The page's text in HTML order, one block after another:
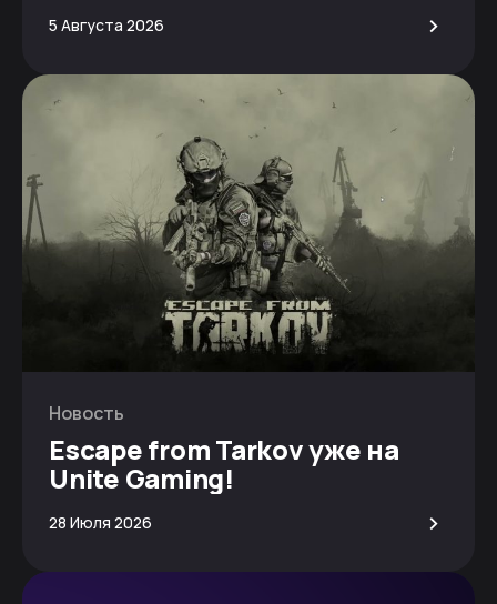
5 Августа 2026 >
Новость
Escape from Tarkov уже на
Unite Gaming!
28 Июля 2026 >